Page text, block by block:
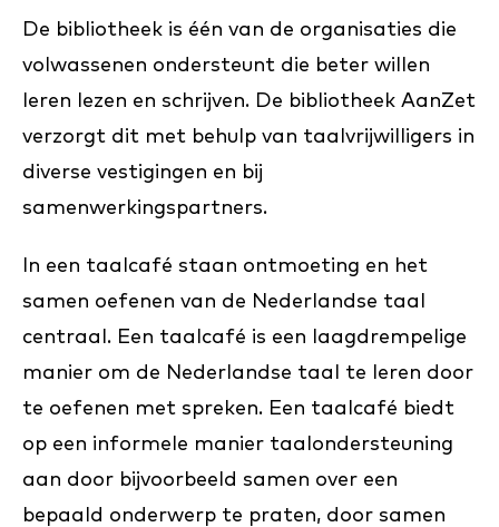
De bibliotheek is één van de organisaties die
volwassenen ondersteunt die beter willen
leren lezen en schrijven. De bibliotheek AanZet
verzorgt dit met behulp van taalvrijwilligers in
diverse vestigingen en bij
samenwerkingspartners.
In een taalcafé staan ontmoeting en het
samen oefenen van de Nederlandse taal
centraal. Een taalcafé is een laagdrempelige
manier om de Nederlandse taal te leren door
te oefenen met spreken. Een taalcafé biedt
op een informele manier taalondersteuning
aan door bijvoorbeeld samen over een
bepaald onderwerp te praten, door samen